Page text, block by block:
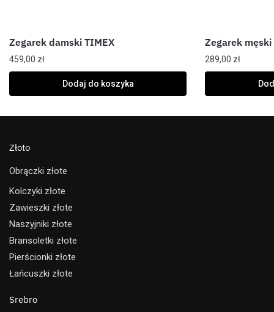
Zegarek damski TIMEX
459,00 zł
Dodaj do koszyka
Zegarek męski
289,00 zł
Złoto
Obrączki złote
Kolczyki złote
Zawieszki złote
Naszyjniki złote
Bransoletki złote
Pierścionki złote
Łańcuszki złote
Srebro